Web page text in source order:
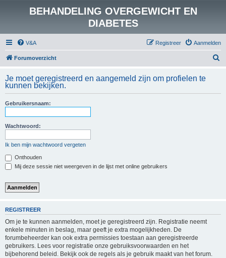
BEHANDELING OVERGEWICHT EN
DIABETES
V&A Aanmelden
Registreer
Forumoverzicht
k
Je moet geregistreerd en aangemeld zijn om profielen te
kunnen bekijken.
Gebruikersnaam:
Wachtwoord:
Ik ben mijn wachtwoord vergeten
Onthouden
Mij deze sessie niet weergeven in de lijst met online gebruikers
REGISTREER
Om je te kunnen aanmelden, moet je geregistreerd zijn. Registratie neemt
enkele minuten in beslag, maar geeft je extra mogelijkheden. De
forumbeheerder kan ook extra permissies toestaan aan geregistreerde
gebruikers. Lees voor registratie onze gebruiksvoorwaarden en het
bijbehorend beleid. Bekijk ook de regels als je gebruik maakt van het forum.